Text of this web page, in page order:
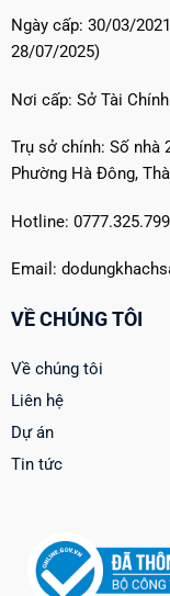
Ngày cấp: 30/03/
28/07/2025)
Nơi cấp: Sở Tài
Trụ sở chính: Số nhà
Phường Hà Đông,
Hotline: 0777.325.799
Email:
VỀ CHÚNG TÔI
Về chúng tôi
Liên hệ
Dự án
Tin tức